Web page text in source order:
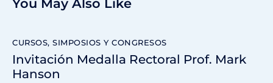
You May Also Like
CURSOS, SIMPOSIOS Y CONGRESOS
Invitación Medalla Rectoral Prof. Mark
Hanson